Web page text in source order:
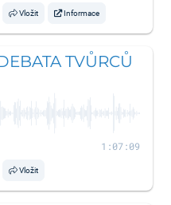
Vložit Informace
TVŮRCŮ
1:07:09
Vložit